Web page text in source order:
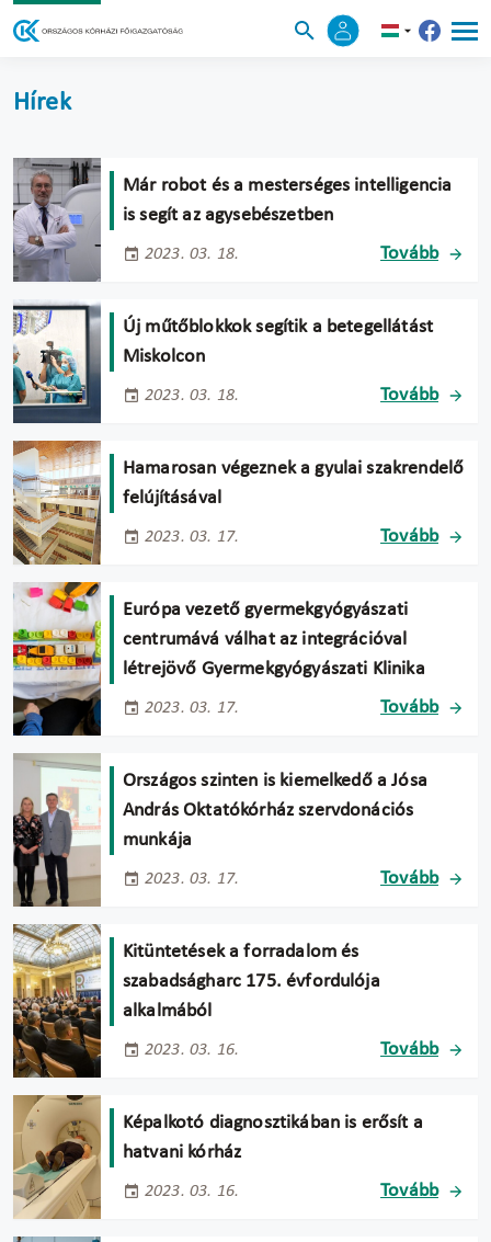
Hírek
Már robot és a mesterséges intelligencia
is segít az agysebészetben
2023. 03. 18. Tovább
Új műtőblokkok segítik a betegellátást
Miskolcon
2023. 03. 18. Tovább
Hamarosan végeznek a gyulai szakrendelő
felújításával
2023. 03. 17. Tovább
Európa vezető gyermekgyógyászati
centrumává válhat az integrációval
létrejövő Gyermekgyógyászati Klinika
2023. 03. 17. Tovább
Országos szinten is kiemelkedő a Jósa
András Oktatókórház szervdonációs
munkája
2023. 03. 17. Tovább
Kitüntetések a forradalom és
szabadságharc 175. évfordulója
alkalmából
2023. 03. 16. Tovább
Képalkotó diagnosztikában is erősít a
hatvani kórház
2023. 03. 16. Tovább